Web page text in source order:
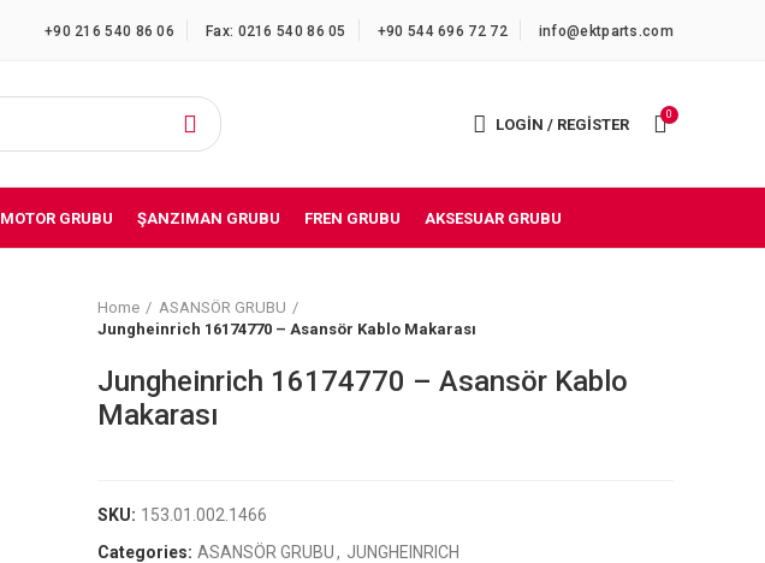
+90 216 540 86 06 Fax: 0216 540 86 05 +90 544 696 72 72 info@ektparts.com
LOGIN / REGISTER
0
MOTOR GRUBU ŞANZIMAN GRUBU FREN GRUBU AKSESUAR GRUBU
Home
ASANSÖR GRUBU
Jungheinrich 16174770 – Asansör Kablo Makarası
Jungheinrich 16174770 – Asansör Kablo
Makarası
SKU: 153.01.002.1466
Categories: ASANSÖR GRUBU, JUNGHEINRICH